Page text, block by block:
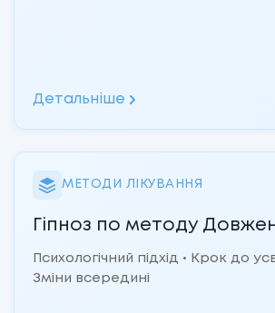
Детальніше
МЕТОДИ ЛІКУВАННЯ
Гіпноз по методу
Психологічний підхід • Крок до
Зміни всередині